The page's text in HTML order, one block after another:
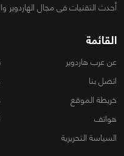
أحدث التقنيات فى مجال الهاردوير
القائمة
عن عرب هاردوير
اتصل بنا
خريطة الموقع
هواتف
السياسة التحريرية